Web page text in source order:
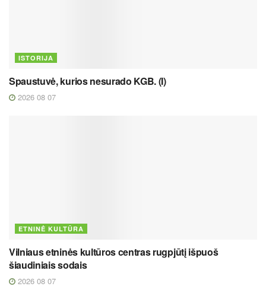
ISTORIJA
Spaustuvė, kurios nesurado KGB. (I)
2026 08 07
ETNINĖ KULTŪRA
Vilniaus etninės kultūros centras rugpjūtį išpuoš
šiaudiniais sodais
2026 08 07